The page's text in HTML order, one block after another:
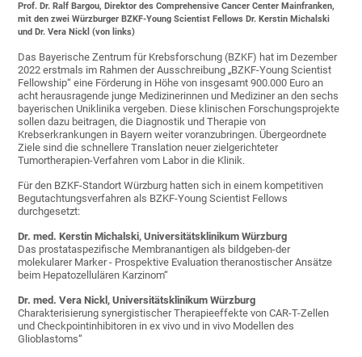
Prof. Dr. Ralf Bargou, Direktor des Comprehensive Cancer Center Mainfranken,
mit den zwei Würzburger BZKF-Young Scientist Fellows Dr. Kerstin Michalski
und Dr. Vera Nickl (von links)
Das Bayerische Zentrum für Krebsforschung (BZKF) hat im Dezember
2022 erstmals im Rahmen der Ausschreibung „BZKF-Young Scientist
Fellowship“ eine Förderung in Höhe von insgesamt 900.000 Euro an
acht herausragende junge Medizinerinnen und Mediziner an den sechs
bayerischen Uniklinika vergeben. Diese klinischen Forschungsprojekte
sollen dazu beitragen, die Diagnostik und Therapie von
Krebserkrankungen in Bayern weiter voranzubringen. Übergeordnete
Ziele sind die schnellere Translation neuer zielgerichteter
Tumortherapien-Verfahren vom Labor in die Klinik.
Für den BZKF-Standort Würzburg hatten sich in einem kompetitiven
Begutachtungsverfahren als BZKF-Young Scientist Fellows
durchgesetzt:
Dr. med. Kerstin Michalski, Universitätsklinikum Würzburg
Das prostataspezifische Membranantigen als bildgeben-der
molekularer Marker - Prospektive Evaluation theranostischer Ansätze
beim Hepatozellulären Karzinom“
Dr. med. Vera Nickl, Universitätsklinikum Würzburg
Charakterisierung synergistischer Therapieeffekte von CAR-T-Zellen
und Checkpointinhibitoren in ex vivo und in vivo Modellen des
Glioblastoms“